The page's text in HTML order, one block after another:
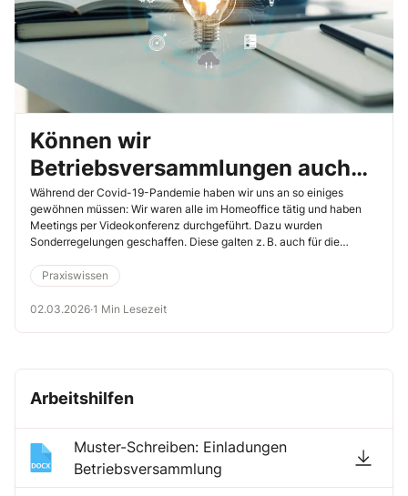
Können wir
Betriebsversammlungen auch
virtuell durchführen?
Während der Covid-19-Pandemie haben wir uns an so einiges
gewöhnen müssen: Wir waren alle im Homeoffice tätig und haben
Meetings per Videokonferenz durchgeführt. Dazu wurden
Sonderregelungen geschaffen. Diese galten z. B. auch für die
deshalb die Frage auf, ob wir Betriebsversammlungen oder
zumindest Teilversammlungen noch virtuell abhalten dürfen.
Praxiswissen
02.03.2026·1 Min Lesezeit
Arbeitshilfen
Muster-Schreiben: Einladungen
Betriebsversammlung